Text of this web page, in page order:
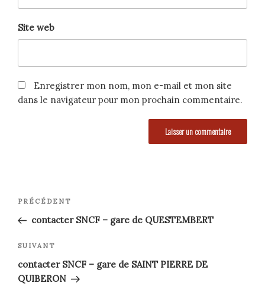
Site web
Enregistrer mon nom, mon e-mail et mon site
dans le navigateur pour mon prochain commentaire.
Navigation
de
l’article
Article
précédent
PRÉCÉDENT
contacter SNCF – gare de QUESTEMBERT
Article
suivant
SUIVANT
contacter SNCF – gare de SAINT PIERRE DE
QUIBERON